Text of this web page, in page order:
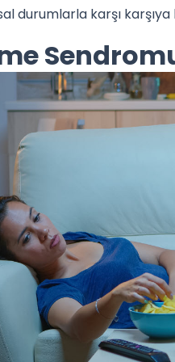
durumlarla karşı